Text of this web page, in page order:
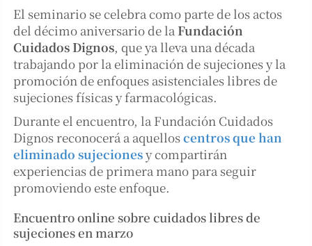
El seminario se celebra como parte de los actos
del décimo aniversario de la Fundación
Cuidados Dignos, que ya lleva una década
trabajando por la eliminación de sujeciones y la
promoción de enfoques asistenciales libres de
sujeciones físicas y farmacológicas.
Durante el encuentro, la Fundación Cuidados
Dignos reconocerá a aquelloscentros que han
eliminado sujecionesy compartirán
experiencias de primera mano para seguir
promoviendo este enfoque.
Encuentro online sobre cuidados libres de
sujeciones en marzo